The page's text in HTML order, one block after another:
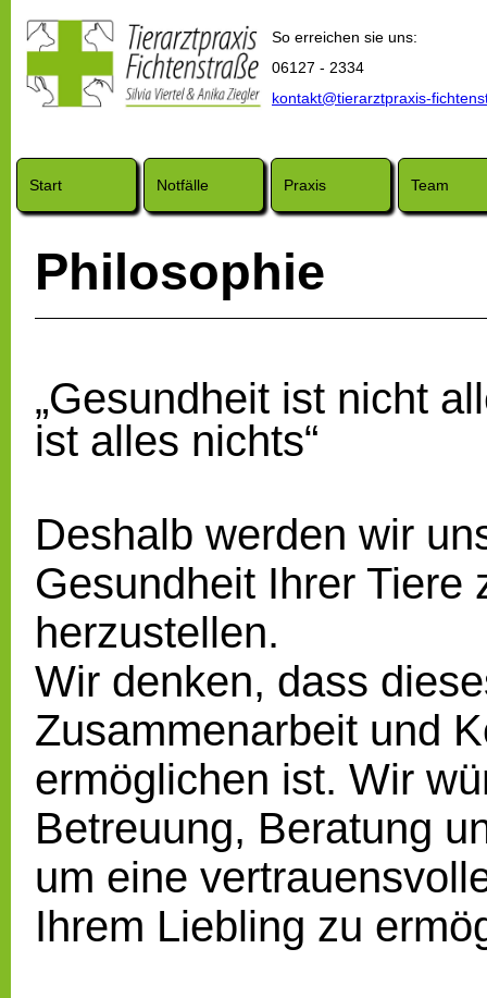
So erreichen sie uns:
06127 - 2334
kontakt@tierarztpraxis-
Start Notfälle Praxis Team
Philosophie
„Gesundheit ist nicht
ist alles nichts“
Deshalb werden wir
Gesundheit Ihrer Tiere
herzustellen.
Wir denken, dass
Zusammenarbeit und
ermöglichen ist. Wir
Betreuung, Beratung
um eine
Ihrem Liebling zu